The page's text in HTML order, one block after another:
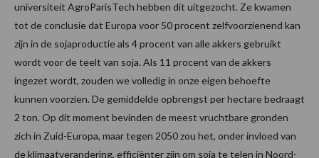
universiteit AgroParisTech hebben dit uitgezocht. Ze kwamen
tot de conclusie dat Europa voor 50 procent zelfvoorzienend kan
zijn in de sojaproductie als 4 procent van alle akkers gebruikt
wordt voor de teelt van soja. Als 11 procent van de akkers
ingezet wordt, zouden we volledig in onze eigen behoefte
kunnen voorzien. De gemiddelde opbrengst per hectare bedraagt
2 ton. Op dit moment bevinden de meest vruchtbare gronden
zich in Zuid-Europa, maar tegen 2050 zou het, onder invloed van
de klimaatverandering, efficiënter zijn om soja te telen in Noord-